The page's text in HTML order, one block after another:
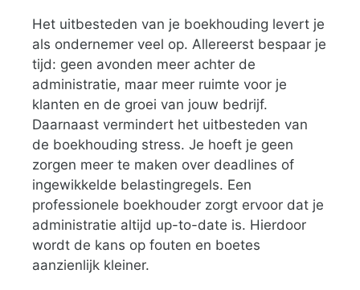
Het uitbesteden van je boekhouding levert je
als ondernemer veel op. Allereerst bespaar je
tijd: geen avonden meer achter de
administratie, maar meer ruimte voor je
klanten en de groei van jouw bedrijf.
Daarnaast vermindert het uitbesteden van
de boekhouding stress. Je hoeft je geen
zorgen meer te maken over deadlines of
ingewikkelde belastingregels. Een
professionele boekhouder zorgt ervoor dat je
administratie altijd up-to-date is. Hierdoor
wordt de kans op fouten en boetes
aanzienlijk kleiner.